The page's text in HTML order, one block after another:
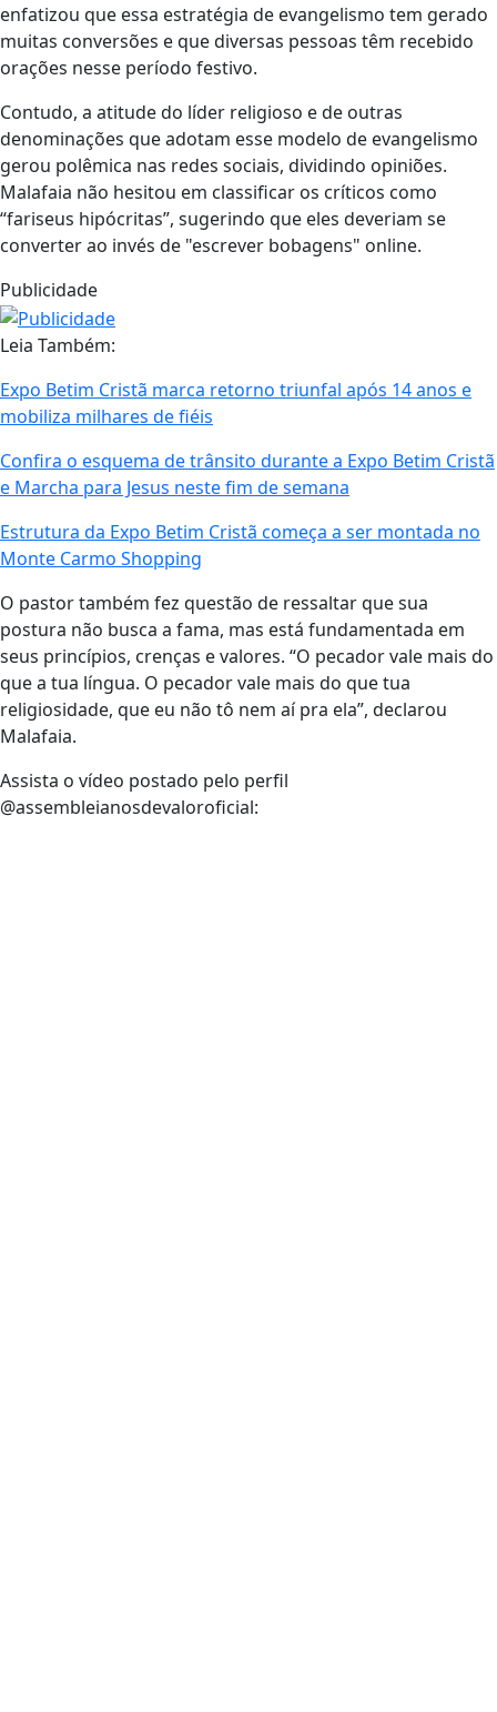
enfatizou que essa estratégia de evangelismo tem gerado
muitas conversões e que diversas pessoas têm recebido
orações nesse período festivo.
Contudo, a atitude do líder religioso e de outras
denominações que adotam esse modelo de evangelismo
gerou polêmica nas redes sociais, dividindo opiniões.
Malafaia não hesitou em classificar os críticos como
“fariseus hipócritas”, sugerindo que eles deveriam se
converter ao invés de "escrever bobagens" online.
Publicidade
Leia Também:
Expo Betim Cristã marca retorno triunfal após 14 anos e
mobiliza milhares de fiéis
Confira o esquema de trânsito durante a Expo Betim Cristã
e Marcha para Jesus neste fim de semana
Estrutura da Expo Betim Cristã começa a ser montada no
Monte Carmo Shopping
O pastor também fez questão de ressaltar que sua
postura não busca a fama, mas está fundamentada em
seus princípios, crenças e valores. “O pecador vale mais do
que a tua língua. O pecador vale mais do que tua
religiosidade, que eu não tô nem aí pra ela”, declarou
Malafaia.
Assista o vídeo postado pelo perfil
@assembleianosdevaloroficial: